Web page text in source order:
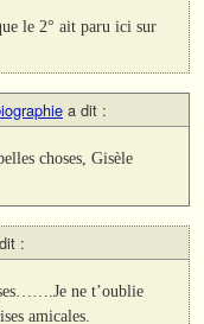
le 2° ait paru ici sur
a dit :
choses, Gisèle
:
ne t’oublie
amicales.